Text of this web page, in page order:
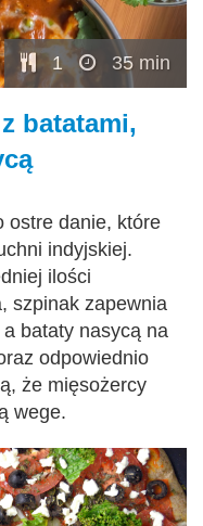
1 35 min
batatami,
ostre danie, które
indyjskiej.
ilości
szpinak zapewnia
bataty nasycą na
odpowiednio
że mięsożercy
wege.